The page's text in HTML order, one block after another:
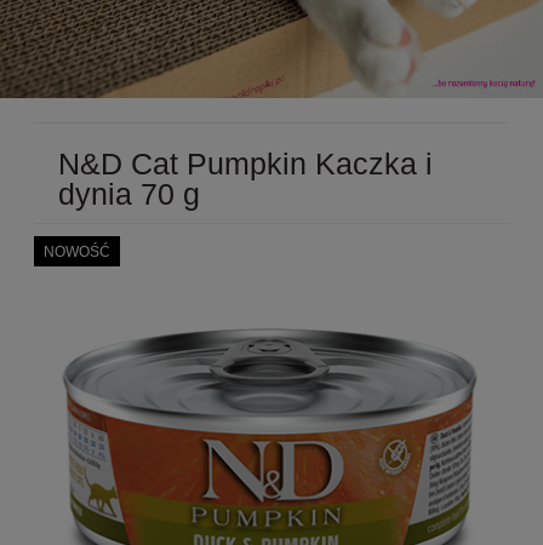
N&D Cat Pumpkin Kaczka i
dynia 70 g
NOWOŚĆ